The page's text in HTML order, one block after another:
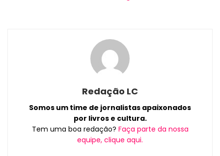
Redação LC
Somos um time de jornalistas apaixonados
por livros e cultura.
Tem uma boa redação? Faça parte da nossa
equipe, clique aqui.